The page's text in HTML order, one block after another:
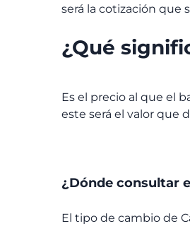
será la cotización que
¿Qué
Es el precio al que el
este será el valor que
¿Dónde consultar
El tipo de cambio de